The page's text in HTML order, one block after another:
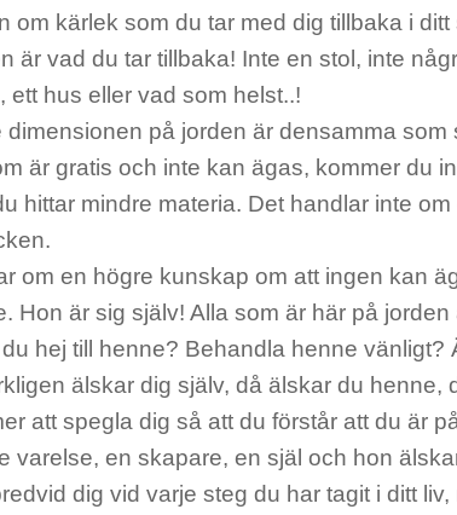
om kärlek som du tar med dig tillbaka i
är vad du tar tillbaka! Inte en stol, inte
ett hus eller vad som helst..!
dimensionen på jorden är densamma som
är gratis och inte kan ägas, kommer du
hittar mindre materia. Det handlar inte
om en högre kunskap om att ingen kan
Hon är sig själv! Alla som är här på
hej till henne? Behandla henne vänligt?
älskar dig själv, då älskar du henne,
att spegla dig så att du förstår att du är
varelse, en skapare, en själ och hon
dig vid varje steg du har tagit i ditt